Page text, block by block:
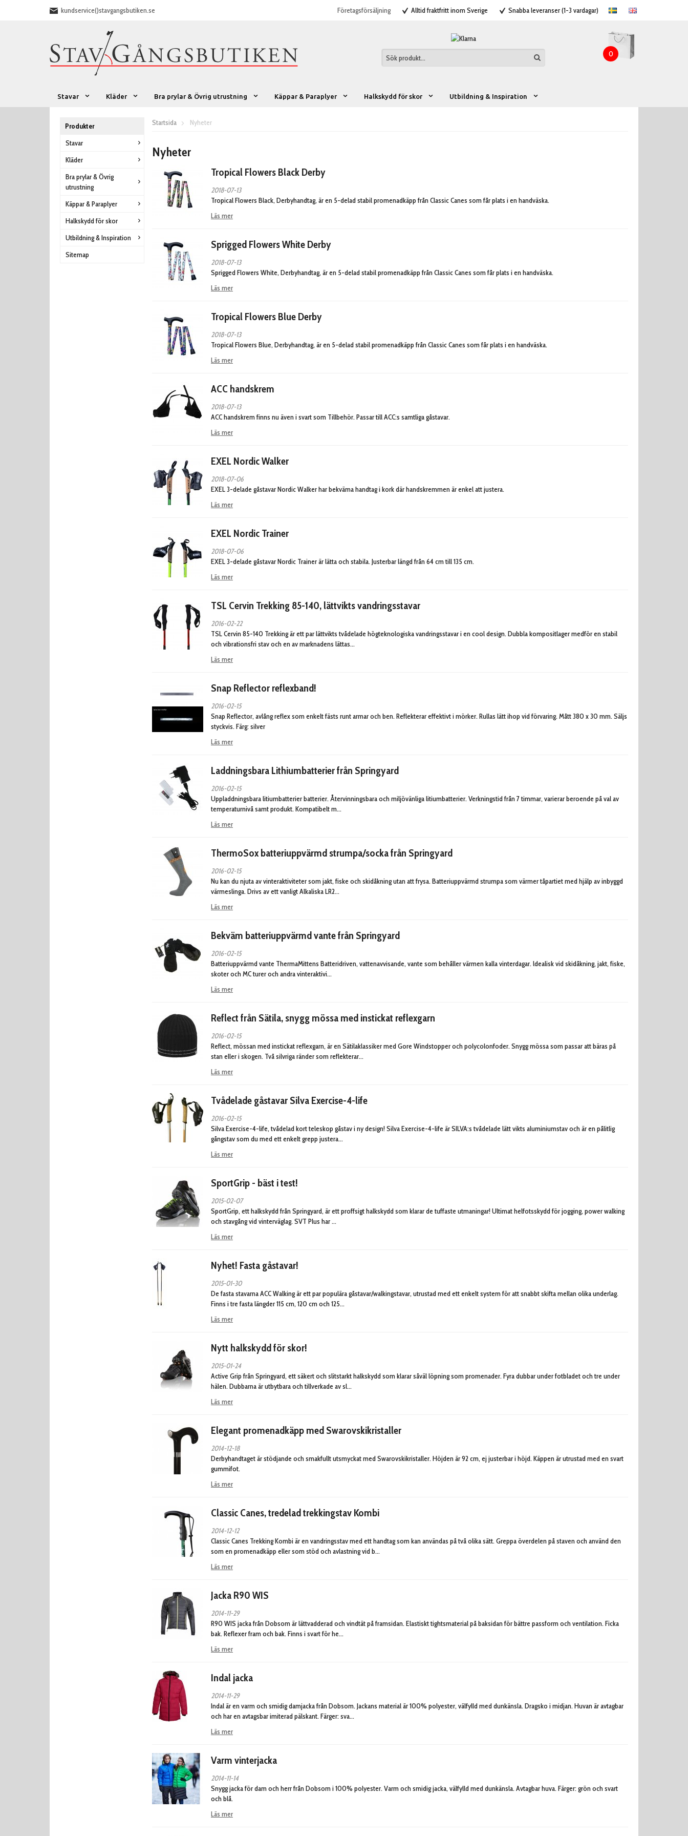
kundservice()stavgangsbutiken.se Företagsförsäljning Alltid fraktfritt inom Sverige Snabba leveranser (1-3 vardagar)
0
Stavar Kläder Bra prylar & Övrig utrustning Käppar & Paraplyer Halkskydd för skor Utbildning & Inspiration
Produkter
Stavar
Kläder
Bra prylar & Övrig
utrustning
Käppar & Paraplyer
Halkskydd för skor
Utbildning & Inspiration
Sitemap
Startsida Nyheter
Nyheter
Tropical Flowers Black Derby
2018-07-13
Tropical Flowers Black, Derbyhandtag, är en 5-delad stabil promenadkäpp från Classic Canes som får plats i en handväska.
Läs mer
Sprigged Flowers White Derby
2018-07-13
Sprigged Flowers White, Derbyhandtag, är en 5-delad stabil promenadkäpp från Classic Canes som får plats i en handväska.
Läs mer
Tropical Flowers Blue Derby
2018-07-13
Tropical Flowers Blue, Derbyhandtag, är en 5-delad stabil promenadkäpp från Classic Canes som får plats i en handväska.
Läs mer
ACC handskrem
2018-07-13
ACC handskrem finns nu även i svart som Tillbehör. Passar till ACC:s samtliga gåstavar.
Läs mer
EXEL Nordic Walker
2018-07-06
EXEL 3-delade gåstavar Nordic Walker har bekväma handtag i kork där handskremmen är enkel att justera.
Läs mer
EXEL Nordic Trainer
2018-07-06
EXEL 3-delade gåstavar Nordic Trainer är lätta och stabila. Justerbar längd från 64 cm till 135 cm.
Läs mer
TSL Cervin Trekking 85-140, lättvikts vandringsstavar
2016-02-22
TSL Cervin 85-140 Trekking är ett par lättvikts tvådelade högteknologiska vandringsstavar i en cool design. Dubbla kompositlager medför en stabil
och vibrationsfri stav och en av marknadens lättas…
Läs mer
Snap Reflector reflexband!
2016-02-15
Snap Reflector, avlång reflex som enkelt fästs runt armar och ben. Reflekterar effektivt i mörker. Rullas lätt ihop vid förvaring. Mått 380 x 30 mm. Säljs
styckvis. Färg: silver
Läs mer
Laddningsbara Lithiumbatterier från Springyard
2016-02-15
Uppladdningsbara litiumbatterier batterier. Återvinningsbara och miljövänliga litiumbatterier. Verkningstid från 7 timmar, varierar beroende på val av
temperaturnivå samt produkt. Kompatibelt m…
Läs mer
ThermoSox batteriuppvärmd strumpa/socka från Springyard
2016-02-15
Nu kan du njuta av vinteraktiviteter som jakt, fiske och skidåkning utan att frysa. Batteriuppvärmd strumpa som värmer tåpartiet med hjälp av inbyggd
värmeslinga. Drivs av ett vanligt Alkaliska LR2…
Läs mer
Bekväm batteriuppvärmd vante från Springyard
2016-02-15
Batteriuppvärmd vante ThermaMittens Batteridriven, vattenavvisande, vante som behåller värmen kalla vinterdagar. ldealisk vid skidåkning, jakt, fiske,
skoter och MC turer och andra vinteraktivi…
Läs mer
Reflect från Sätila, snygg mössa med instickat reflexgarn
2016-02-15
Reflect, mössan med instickat reflexgarn, är en Sätilaklassiker med Gore Windstopper och polycolonfoder. Snygg mössa som passar att bäras på
stan eller i skogen. Två silvriga ränder som reflekterar…
Läs mer
Tvådelade gåstavar Silva Exercise-4-life
2016-02-15
Silva Exercise-4-life, tvådelad kort teleskop gåstav i ny design! Silva Exercise-4-life är SILVA:s tvådelade lätt vikts aluminiumstav och är en pålitlig
gångstav som du med ett enkelt grepp justera…
Läs mer
SportGrip - bäst i test!
2015-02-07
SportGrip, ett halkskydd från Springyard, är ett proffsigt halkskydd som klarar de tuffaste utmaningar! Ultimat helfotsskydd för jogging, power walking
och stavgång vid vinterväglag. SVT Plus har …
Läs mer
Nyhet! Fasta gåstavar!
2015-01-30
De fasta stavarna ACC Walking är ett par populära gåstavar/walkingstavar, utrustad med ett enkelt system för att snabbt skifta mellan olika underlag.
Finns i tre fasta längder 115 cm, 120 cm och 125…
Läs mer
Nytt halkskydd för skor!
2015-01-24
Active Grip från Springyard, ett säkert och slitstarkt halkskydd som klarar såväl löpning som promenader. Fyra dubbar under fotbladet och tre under
hälen. Dubbarna är utbytbara och tillverkade av sl…
Läs mer
Elegant promenadkäpp med Swarovskikristaller
2014-12-18
Derbyhandtaget är stödjande och smakfullt utsmyckat med Swarovskikristaller. Höjden är 92 cm, ej justerbar i höjd. Käppen är utrustad med en svart
gummifot.
Läs mer
Classic Canes, tredelad trekkingstav Kombi
2014-12-12
Classic Canes Trekking Kombi är en vandringsstav med ett handtag som kan användas på två olika sätt. Greppa överdelen på staven och använd den
som en promenadkäpp eller som stöd och avlastning vid b…
Läs mer
Jacka R90 WIS
2014-11-29
R90 WIS jacka från Dobsom är lättvadderad och vindtät på framsidan. Elastiskt tightsmaterial på baksidan för bättre passform och ventilation. Ficka
bak. Reflexer fram och bak. Finns i svart för he…
Läs mer
Indal jacka
2014-11-29
Indal är en varm och smidig damjacka från Dobsom. Jackans material är 100% polyester, välfylld med dunkänsla. Dragsko i midjan. Huvan är avtagbar
och har en avtagsbar imiterad pälskant. Färger: sva…
Läs mer
Varm vinterjacka
2014-11-14
Snygg jacka för dam och herr från Dobsom i 100% polyester. Varm och smidig jacka, välfylld med dunkänsla. Avtagbar huva. Färger: grön och svart
och blå.
Läs mer